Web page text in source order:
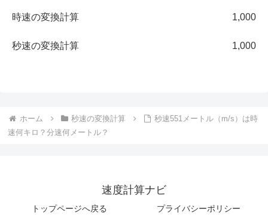
時速の変換計算 1,000
秒速の変換計算 1,000
ホーム 秒速の変換計算
秒速551メートル（m/s）は時
速何キロ？分速何メートル？
速度計算ナビ
トップページへ戻る プライバシーポリシー